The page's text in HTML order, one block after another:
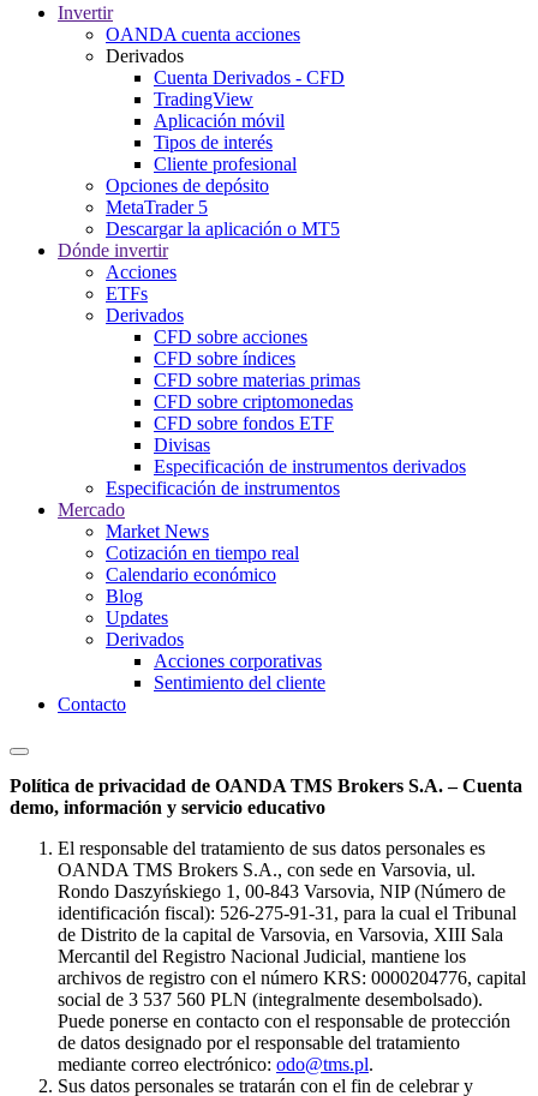
Invertir
OANDA cuenta acciones
Derivados
Cuenta Derivados - CFD
TradingView
Aplicación móvil
Tipos de interés
Cliente profesional
Opciones de depósito
MetaTrader 5
Descargar la aplicación o MT5
Dónde invertir
Acciones
ETFs
Derivados
CFD sobre acciones
CFD sobre índices
CFD sobre materias primas
CFD sobre criptomonedas
CFD sobre fondos ETF
Divisas
Especificación de instrumentos derivados
Especificación de instrumentos
Mercado
Market News
Cotización en tiempo real
Calendario económico
Blog
Updates
Derivados
Acciones corporativas
Sentimiento del cliente
Contacto
Política de privacidad de OANDA TMS Brokers S.A. – Cuenta
demo, información y servicio educativo
El responsable del tratamiento de sus datos personales es
OANDA TMS Brokers S.A., con sede en Varsovia, ul.
Rondo Daszyńskiego 1, 00-843 Varsovia, NIP (Número de
identificación fiscal): 526-275-91-31, para la cual el Tribunal
de Distrito de la capital de Varsovia, en Varsovia, XIII Sala
Mercantil del Registro Nacional Judicial, mantiene los
archivos de registro con el número KRS: 0000204776, capital
social de 3 537 560 PLN (integralmente desembolsado).
Puede ponerse en contacto con el responsable de protección
de datos designado por el responsable del tratamiento
mediante correo electrónico: odo@tms.pl.
Sus datos personales se tratarán con el fin de celebrar y